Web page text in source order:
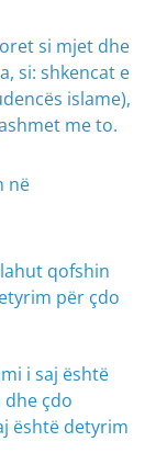
si mjet dhe
si: shkencat e
islame),
me to.
në
qofshin
për çdo
i saj është
çdo
është detyrim